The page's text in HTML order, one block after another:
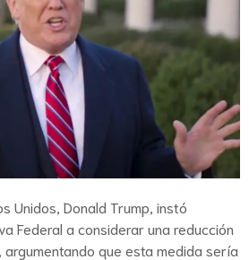
Unidos, Donald Trump, instó
Federal a considerar una reducción
que esta medida sería